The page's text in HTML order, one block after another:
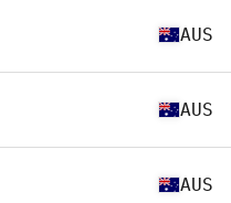
AUS
AUS
AUS